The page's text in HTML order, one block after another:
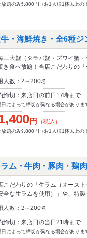
放題のみ5,800円（お1人様1杯以上の
・海鮮焼き・全6種ジ
三大蟹（タラバ蟹・ズワイ蟹
き食べ放題！当店こだわりの
人数：2～200名
締切：来店日の前日17時まで
によって締切が異なる場合がありま
円 （税込）
放題のみ9,800円（お1人様1杯以上の
ム・牛肉・豚肉・鶏
こだわりの「生ラム（オース
全な生ラムを使用）」や、特
人数：2～200名
締切：来店日の当日21時まで
によって締切が異なる場合がありま